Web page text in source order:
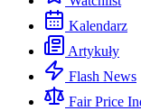
Kalendarz
Artykuły
Flash News
Fair Price